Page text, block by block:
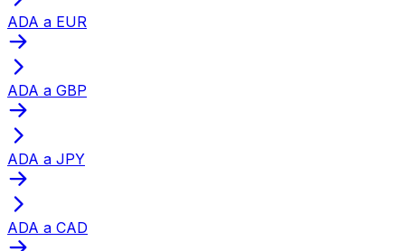
ADA a EUR
ADA a GBP
ADA a JPY
ADA a CAD